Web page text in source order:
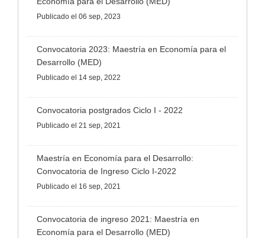
Publicado el 06 sep, 2023
Convocatoria 2023: Maestría en Economía para el
Desarrollo (MED)
Publicado el 14 sep, 2022
Convocatoria postgrados Ciclo I - 2022
Publicado el 21 sep, 2021
Maestría en Economía para el Desarrollo:
Convocatoria de Ingreso Ciclo I-2022
Publicado el 16 sep, 2021
Convocatoria de ingreso 2021: Maestría en
Economía para el Desarrollo (MED)